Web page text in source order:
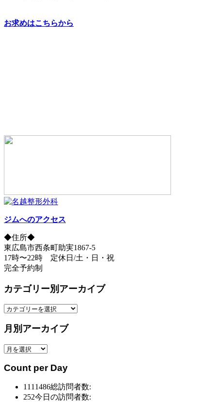
お求めはこちらから
ジムへのアクセス
◆住所◆
東広島市西条町助実1867-5
17時〜22時 定休日/土・日・祝
完全予約制
カテゴリー別アーカイブ
カ
ゴ
ー
ア
月別アーカイブ
月
ア
Count per Day
1111486総訪問者数:
252今日の訪問者数: